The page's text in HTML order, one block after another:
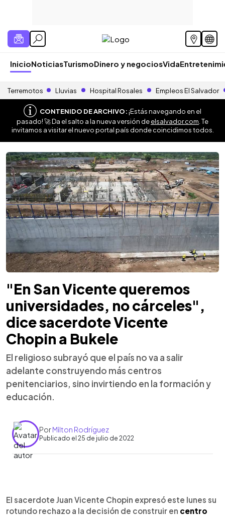
InicioNoticiasTurismoDinero y negociosVida
Terremotos Lluvias Hospital Rosales Empleos El Salvador
CONTENIDO DE ARCHIVO:¡Estás navegando en el
pasado! 🚀 Da el salto a la nueva versión deelsalvador.com . Te
invitamos a visitar el nuevo portal país donde coincidimos todos.
"En San Vicente queremos
universidades, no cárceles",
dice sacerdote Vicente
Chopin a Bukele
El religioso subrayó que el país no va a salir
adelante construyendo más centros
penitenciarios, sino invirtiendo en la formación y
educación.
PorMilton Rodríguez
Publicado el 25 de julio de 2022
Escuchar artículo
El sacerdote Juan Vicente Chopin expresó este lunes su
rotundo rechazo a la decisión de construir en centro